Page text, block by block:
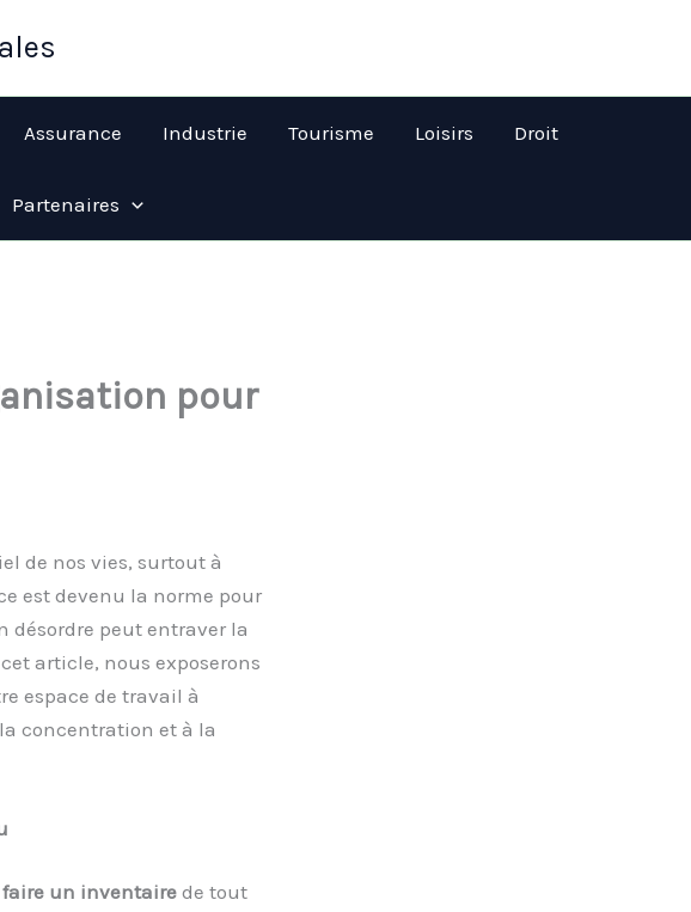
Assurance Industrie Tourisme Loisirs Droit
Partenaires
pour
de nos vies, surtout à
est devenu la norme pour
désordre peut entraver la
article, nous exposerons
espace de travail à
concentration et à la
faire un inventairede tout